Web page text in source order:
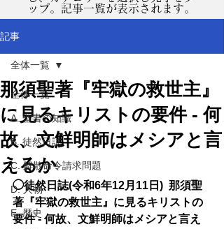
ップ。記事一覧が表示されます。
記事
全体一覧
A. 聖書の知識
B. 徒然日誌
C. 解散命令請求問題
D. 人物
E. 歴史
全体一覧
那須聖著『牢獄の救世主』
に見るキリストの要件 - 何
故、文鮮明師はメシアと言
えるか
◯徒然日誌(令和6年12月11日)  那須聖
著『牢獄の救世主』に見るキリストの
要件 - 何故、文鮮明師はメシアと言え